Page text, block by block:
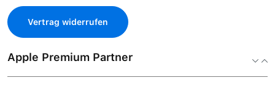
Vertrag widerrufen
Apple Premium Partner